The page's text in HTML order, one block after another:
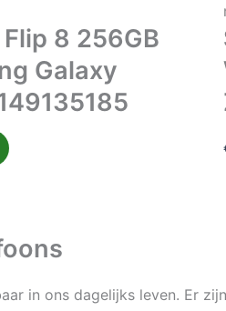
8 256GB
Galaxy
in ons dagelijks leven. Er